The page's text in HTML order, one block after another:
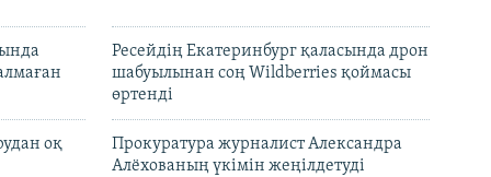
Ресейдің Екатеринбург қаласында дрон
шабуылынан соң Wildberries қоймасы
өртенді
оқ
Прокуратура журналист Александра
Алёхованың үкімін жеңілдетуді